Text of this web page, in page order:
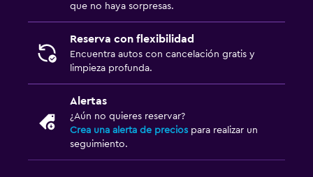
que no haya sorpresas.
Reserva con flexibilidad
Encuentra autos con cancelación gratis y
limpieza profunda.
Alertas
¿Aún no quieres reservar?
Crea una alerta de precios para realizar un
seguimiento.